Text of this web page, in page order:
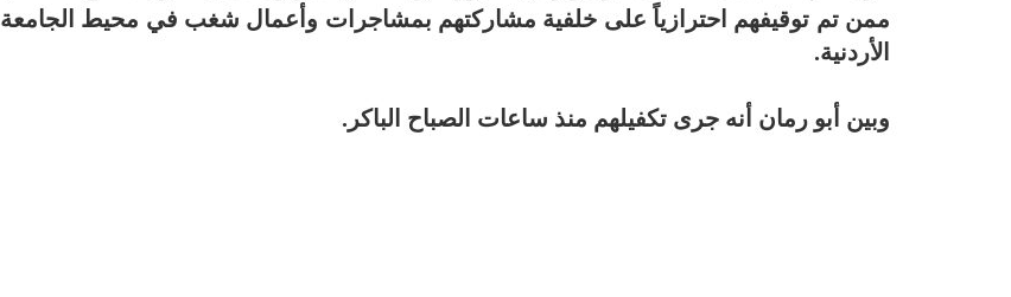
ممن تم توقيفهم احترازياً على خلفية مشاركتهم بمشاجرات وأعمال شغب في محيط الجامعة
الأردنية.
وبين أبو رمان أنه جرى تكفيلهم منذ ساعات الصباح الباكر.